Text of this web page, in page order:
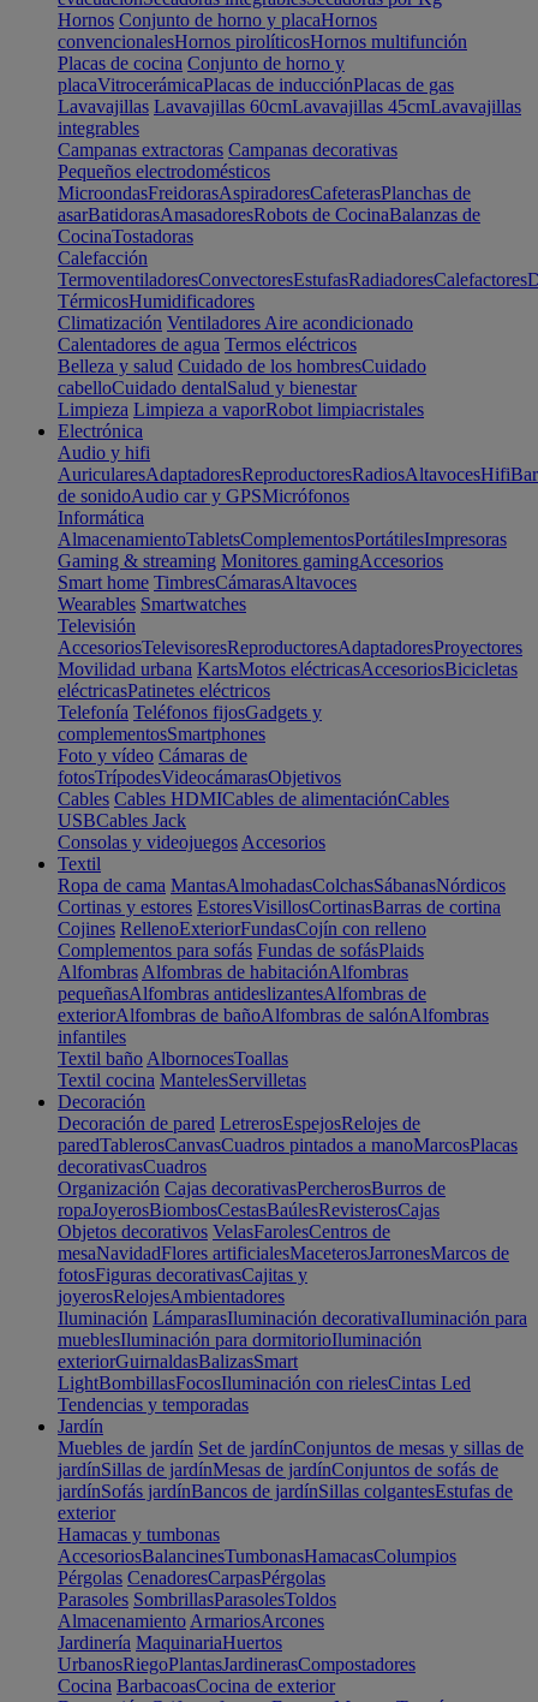
Hornos Conjunto de horno y placaHornos
convencionalesHornos pirolíticosHornos multifunción
Placas de cocina Conjunto de horno y
placaVitrocerámicaPlacas de inducciónPlacas de gas
Lavavajillas Lavavajillas 60cmLavavajillas 45cmLavavajillas
integrables
Campanas extractoras Campanas decorativas
Pequeños electrodomésticos
MicroondasFreidorasAspiradoresCafeterasPlanchas de
asarBatidorasAmasadoresRobots de CocinaBalanzas de
CocinaTostadoras
Calefacción
TermoventiladoresConvectoresEstufasRadiadoresCalefactores
TérmicosHumidificadores
Climatización Ventiladores Aire acondicionado
Calentadores de agua Termos eléctricos
Belleza y salud Cuidado de los hombresCuidado
cabelloCuidado dentalSalud y bienestar
Limpieza Limpieza a vaporRobot limpiacristales
Electrónica
Audio y hifi
AuricularesAdaptadoresReproductoresRadiosAltavocesHifi
de sonidoAudio car y GPSMicrófonos
Informática
AlmacenamientoTabletsComplementosPortátilesImpresoras
Gaming & streaming Monitores gamingAccesorios
Smart home TimbresCámarasAltavoces
Wearables Smartwatches
Televisión
AccesoriosTelevisoresReproductoresAdaptadoresProyectores
Movilidad urbana KartsMotos eléctricasAccesoriosBicicletas
eléctricasPatinetes eléctricos
Telefonía Teléfonos fijosGadgets y
complementosSmartphones
Foto y vídeo Cámaras de
fotosTrípodesVideocámarasObjetivos
Cables Cables HDMICables de alimentaciónCables
USBCables Jack
Consolas y videojuegos Accesorios
Textil
Ropa de cama MantasAlmohadasColchasSábanasNórdicos
Cortinas y estores EstoresVisillosCortinasBarras de cortina
Cojines RellenoExteriorFundasCojín con relleno
Complementos para sofás Fundas de sofásPlaids
Alfombras Alfombras de habitaciónAlfombras
pequeñasAlfombras antideslizantesAlfombras de
exteriorAlfombras de bañoAlfombras de salónAlfombras
infantiles
Textil baño AlbornocesToallas
Textil cocina MantelesServilletas
Decoración
Decoración de pared LetrerosEspejosRelojes de
paredTablerosCanvasCuadros pintados a manoMarcosPlacas
decorativasCuadros
Organización Cajas decorativasPercherosBurros de
ropaJoyerosBiombosCestasBaúlesRevisterosCajas
Objetos decorativos VelasFarolesCentros de
mesaNavidadFlores artificialesMaceterosJarronesMarcos de
fotosFiguras decorativasCajitas y
joyerosRelojesAmbientadores
Iluminación LámparasIluminación decorativaIluminación para
mueblesIluminación para dormitorioIluminación
exteriorGuirnaldasBalizasSmart
LightBombillasFocosIluminación con rielesCintas Led
Tendencias y temporadas
Jardín
Muebles de jardín Set de jardínConjuntos de mesas y sillas de
jardínSillas de jardínMesas de jardínConjuntos de sofás de
jardínSofás jardínBancos de jardínSillas colgantesEstufas de
exterior
Hamacas y tumbonas
AccesoriosBalancinesTumbonasHamacasColumpios
Pérgolas CenadoresCarpasPérgolas
Parasoles SombrillasParasolesToldos
Almacenamiento ArmariosArcones
Jardinería MaquinariaHuertos
UrbanosRiegoPlantasJardinerasCompostadores
Cocina BarbacoasCocina de exterior